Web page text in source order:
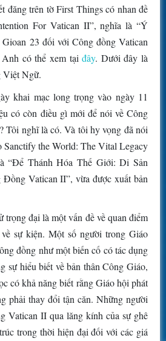
đăng trên tờ First Things có nhan đề
For Vatican II”, nghĩa là “Ý
23 đối với Công đồng Vatican
Anh có thể xem tạiđây. Dưới đây là
Việt Ngữ.
khai mạc long trọng vào ngày 11
có còn điều gì mới để nói về Công
Tôi nghĩ là có. Và tôi hy vọng đã nói
Sanctify the World: The Vital Legacy
“Để Thánh Hóa Thế Giới: Di Sản
Vatican II”, vừa được xuất bản
đại là một vấn đề về quan điểm
sự kiện. Một số người trong Giáo
đồng như một biến cố có tác dụng
sự hiểu biết về bản thân Công Giáo,
có khả năng biết rằng Giáo hội phát
phải thay đổi tận căn. Những người
Vatican II qua lăng kính của sự ghê
trong thời hiện đại đối với các giá